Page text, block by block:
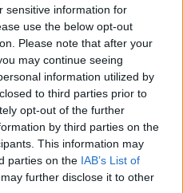
sensitive information for
use the below opt-out
Please note that after your
may continue seeing
information utilized by
to third parties prior to
opt-out of the further
by third parties on the
This information may
parties on the IAB’s List of
further disclose it to other
στοGoogle News
hot νέα.
Τα νέα της ημέρας
και στο Instagram